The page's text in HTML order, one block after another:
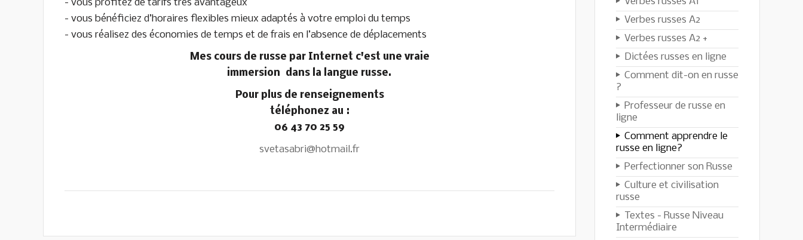
- vous profitez de tarifs très avantageux
- vous bénéficiez d’horaires flexibles mieux adaptés à votre emploi du temps
- vous réalisez des économies de temps et de frais en l’absence de déplacements
Mes cours de russe par Internet c'est une vraie
immersion dans la langue russe.
Pour plus de renseignements
téléphonez au :
06 43 70 25 59
svetasabri@hotmail.fr
Verbes russes A2
Verbes russes A2 +
Dictées russes en ligne
Comment dit-on en russe
?
Professeur de russe en
ligne
Comment apprendre le
russe en ligne?
Perfectionner son Russe
Culture et civilisation
russe
Textes - Russe Niveau
Intermédiaire